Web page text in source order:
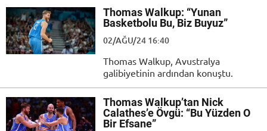
Thomas Walkup: “Yunan
Basketbolu Bu, Biz Buyuz”
02/AĞU/24 16:40
Thomas Walkup, Avustralya
galibiyetinin ardından konuştu.
Thomas Walkup’tan Nick
Calathes’e Övgü: “Bu Yüzden O
Bir Efsane”